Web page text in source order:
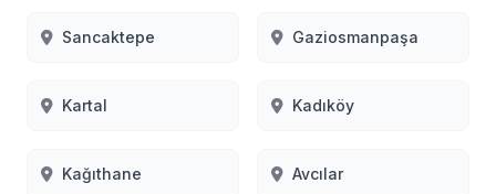
Sancaktepe Gaziosmanpaşa
Kartal Kadıköy
Kağıthane Avcılar